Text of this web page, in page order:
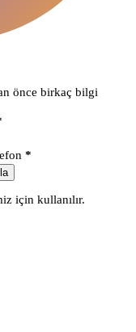
önce birkaç bilgi
*
için kullanılır.